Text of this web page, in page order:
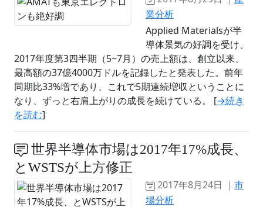
業分析
Applied Materialsが半
導体景気の好調を受け、
2017年度第3四半期（5~7月）の売上額は、創立以来、
最高額の37億4000万ドルを記録したと発表した。前年
同期比33%増であり、これで5期連続増収ということに
なり、ずっと右肩上がりの成長を続けている。 [→続き
を読む]
世界半導体市場は2017年17%成長、
とWSTSが上方修正
2017年8月24日 ｜ 市
場分析